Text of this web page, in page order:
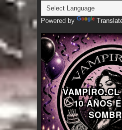
Powered by
10 AÑOS